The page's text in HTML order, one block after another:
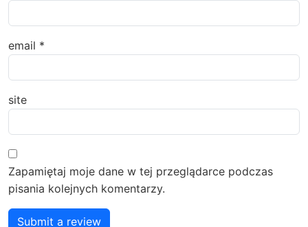
email *
site
Zapamiętaj moje dane w tej przeglądarce podczas
pisania kolejnych komentarzy.
Submit a review